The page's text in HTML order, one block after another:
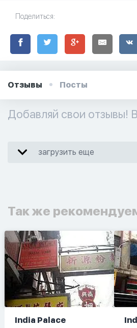
Поделиться:
Отзывы Посты
Добавляй свои отзывы! В
загрузить еще
Так же
India Palace